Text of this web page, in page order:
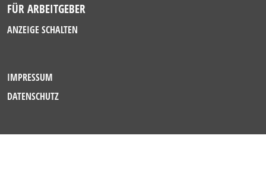
FÜR ARBEITGEBER
ANZEIGE SCHALTEN
IMPRESSUM
DATENSCHUTZ